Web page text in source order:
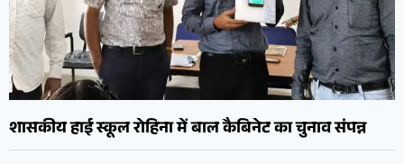
शासकीय हाई स्कूल रोहिना में बाल कैबिनेट का चुनाव संपन्न